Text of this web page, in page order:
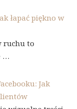
łapać piękno w
ruchu to
…
Jak